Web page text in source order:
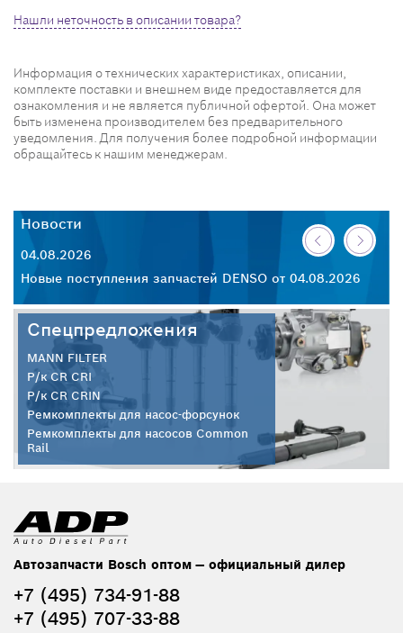
Нашли неточность в описании товара?
Информация о технических характеристиках, описании,
комплекте поставки и внешнем виде предоставляется для
ознакомления и не является публичной офертой. Она может
быть изменена производителем без предварительного
уведомления. Для получения более подробной информации
обращайтесь к нашим менеджерам.
Новости
04.08.2026
Новые поступления запчастей DENSO от 04.08.2026
Спецпредложения
MANN FILTER
Р/к CR CRI
Р/к CR CRIN
Ремкомплекты для насос-форсунок
Ремкомплекты для насосов Common
Rail
Автозапчасти Bosch оптом — официальный дилер
+7 (495) 734-91-88
+7 (495) 707-33-88